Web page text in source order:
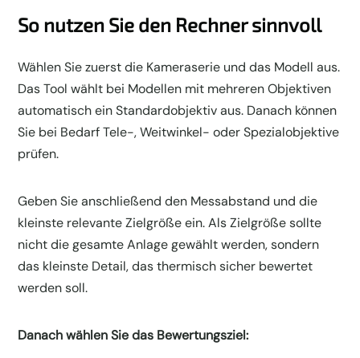
So nutzen Sie den Rechner sinnvoll
Wählen Sie zuerst die Kameraserie und das Modell aus.
Das Tool wählt bei Modellen mit mehreren Objektiven
automatisch ein Standardobjektiv aus. Danach können
Sie bei Bedarf Tele-, Weitwinkel- oder Spezialobjektive
prüfen.
Geben Sie anschließend den Messabstand und die
kleinste relevante Zielgröße ein. Als Zielgröße sollte
nicht die gesamte Anlage gewählt werden, sondern
das kleinste Detail, das thermisch sicher bewertet
werden soll.
Danach wählen Sie das Bewertungsziel: